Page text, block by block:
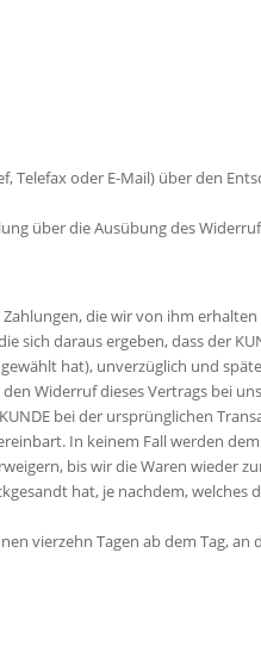
Telefax oder E-Mail) über den
über die Ausübung des
die wir von ihm
sich daraus ergeben, dass der
hat), unverzüglich und
Widerruf dieses Vertrags bei
bei der ursprünglichen
In keinem Fall werden dem
bis wir die Waren wieder
hat, je nachdem, welches
vierzehn Tagen ab dem Tag, an